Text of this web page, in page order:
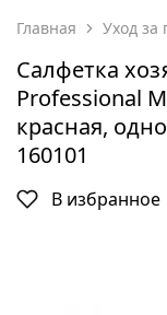
Главная Уход за
Салфетка
Professional
красная,
160101
В избранное